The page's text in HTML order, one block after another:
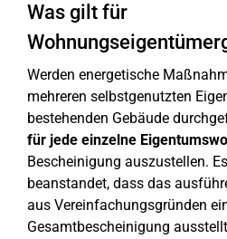
Was gilt für
Werden energetische
mehreren selbstgenutzten
bestehenden Gebäude
für jede einzelne
Bescheinigung auszustellen.
beanstandet, dass das
aus Vereinfachungsgründen
Gesamtbescheinigung